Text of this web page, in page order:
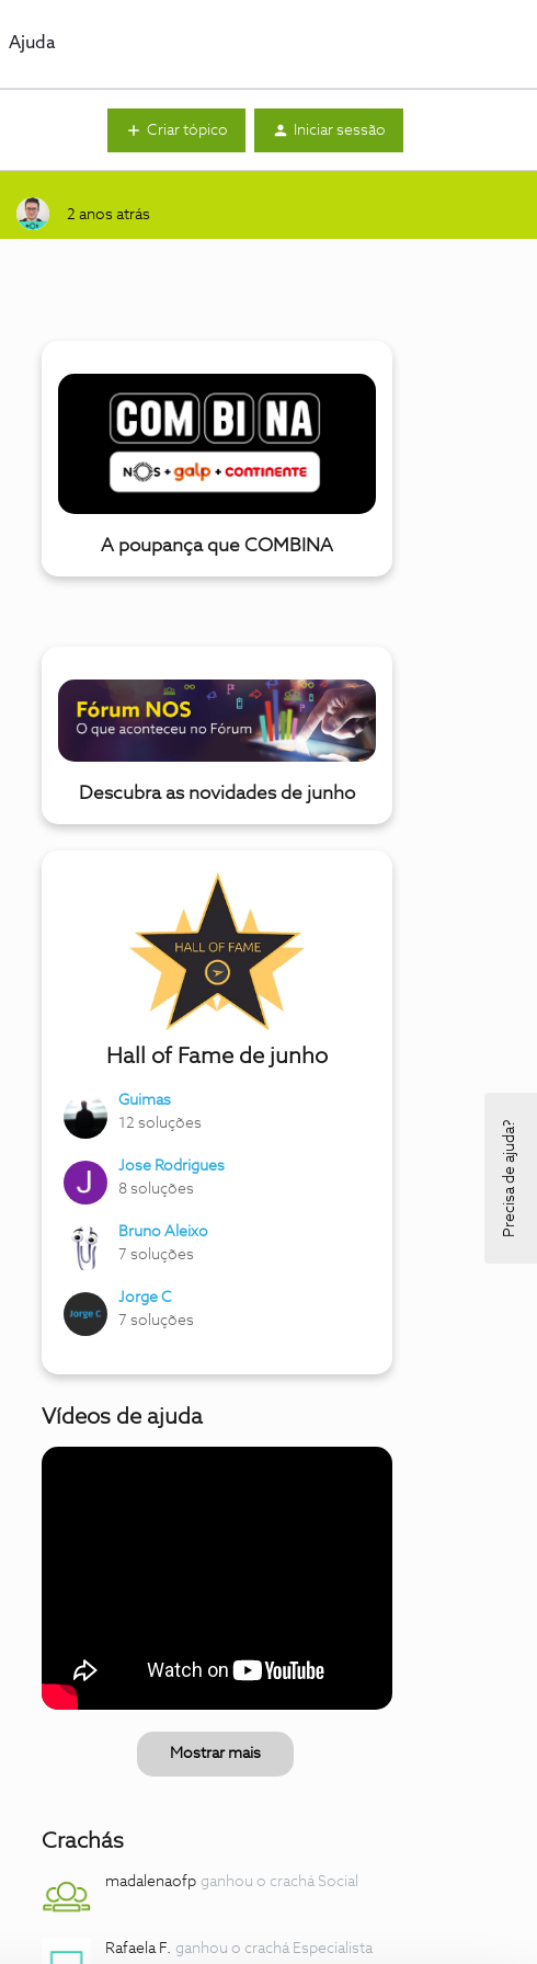
Ajuda
Criar tópico Iniciar sessão
2 anos atrás
A poupança que COMBINA
Descubra as novidades de junho
Hall of Fame de junho
Guimas
12 soluções
Jose Rodrigues
8 soluções
Bruno Aleixo
7 soluções
Jorge C
7 soluções
Vídeos de ajuda
Mostrar mais
Crachás
madalenaofp ganhou o crachá Social
Rafaela F. ganhou o crachá Especialista
Precisa de ajuda?